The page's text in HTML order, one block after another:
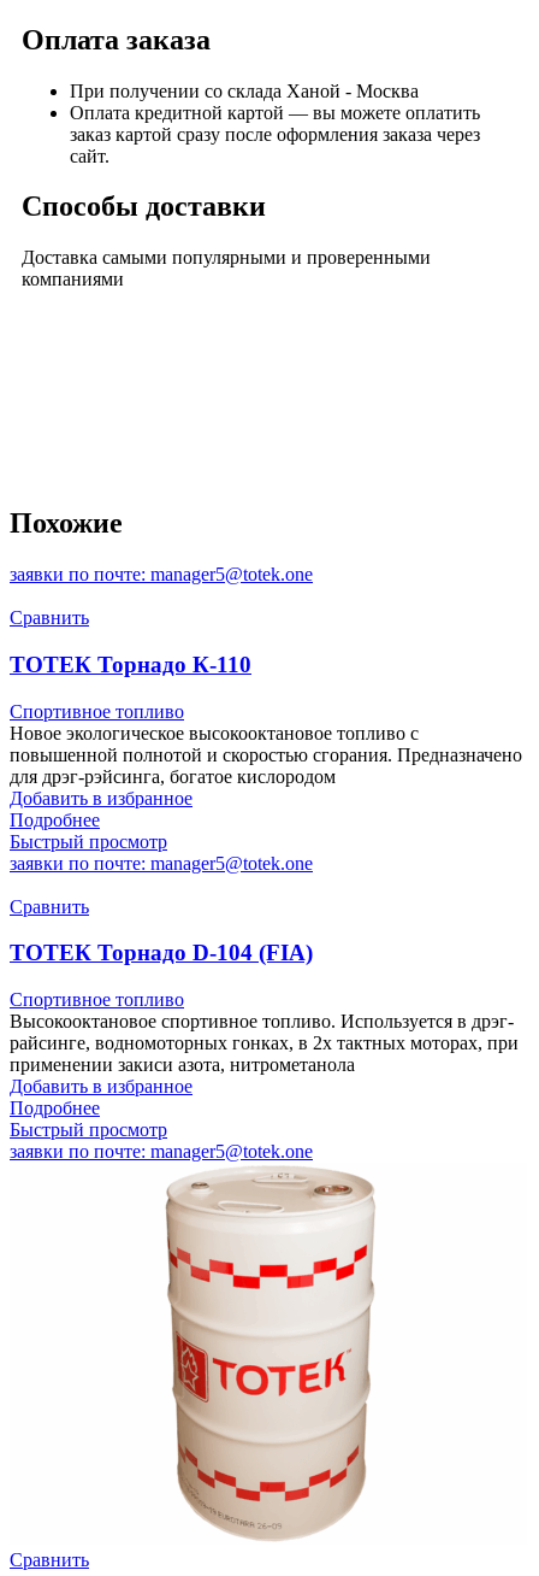
Оплата заказа
При получении со склада Ханой - Москва
Оплата кредитной картой — вы можете оплатить
заказ картой сразу после оформления заказа через
сайт.
Способы доставки
Доставка самыми популярными и проверенными
компаниями
Похожие
заявки по почте: manager5@totek.one
Сравнить
ТОТЕК Торнадо К-110
Спортивное топливо
Новое экологическое высокооктановое топливо с
повышенной полнотой и скоростью сгорания. Предназначено
для дрэг-рэйсинга, богатое кислородом
Добавить в избранное
Подробнее
Быстрый просмотр
заявки по почте: manager5@totek.one
Сравнить
ТОТЕК Торнадо D-104 (FIA)
Спортивное топливо
Высокооктановое спортивное топливо. Используется в дрэг-
райсинге, водномоторных гонках, в 2х тактных моторах, при
применении закиси азота, нитрометанола
Добавить в избранное
Подробнее
Быстрый просмотр
заявки по почте: manager5@totek.one
Сравнить